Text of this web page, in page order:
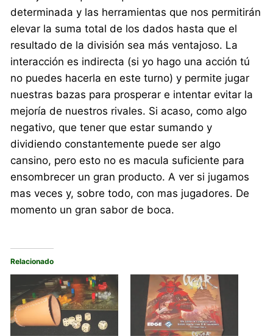
determinada y las herramientas que nos permitirán
elevar la suma total de los dados hasta que el
resultado de la división sea más ventajoso. La
interacción es indirecta (si yo hago una acción tú
no puedes hacerla en este turno) y permite jugar
nuestras bazas para prosperar e intentar evitar la
mejoría de nuestros rivales. Si acaso, como algo
negativo, que tener que estar sumando y
dividiendo constantemente puede ser algo
cansino, pero esto no es macula suficiente para
ensombrecer un gran producto. A ver si jugamos
mas veces y, sobre todo, con mas jugadores. De
momento un gran sabor de boca.
Relacionado